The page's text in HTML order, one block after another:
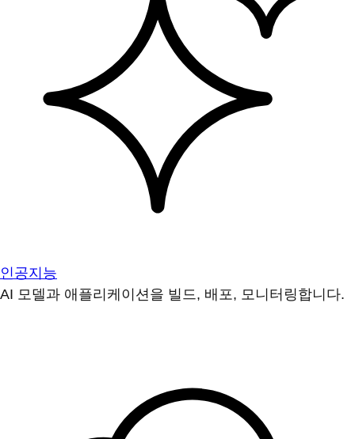
인공지능
AI 모델과 애플리케이션을 빌드, 배포, 모니터링합니다.